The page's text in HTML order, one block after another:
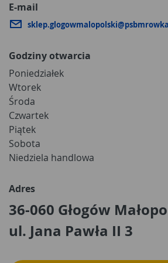
E-mail
Godziny otwarcia
Poniedziałek
Wtorek
Środa
Czwartek
Piątek
Sobota
Niedziela handlowa
Adres
36-060 Głogów
ul. Jana Pawła II 3